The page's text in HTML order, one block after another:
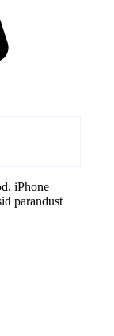
iPhone
parandust